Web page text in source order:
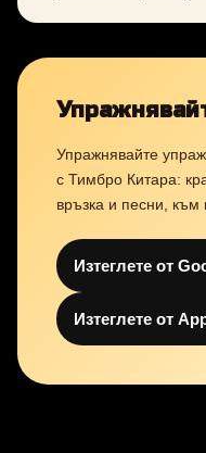
Упражнявайте
с Тимбро Китара:
връзка и песни, към
Изтеглете от
Изтеглете от